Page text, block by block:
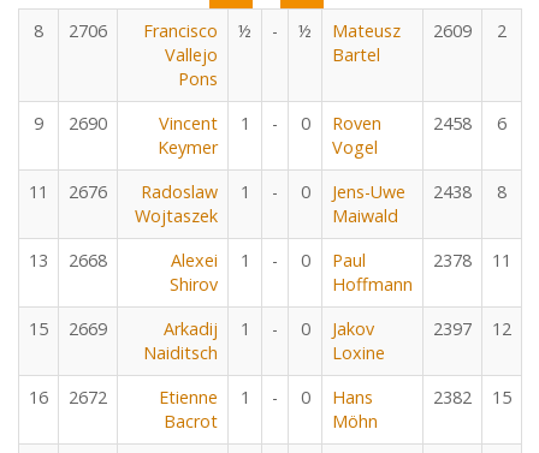
8
2706
Francisco
Vallejo
Pons
½ - ½
Mateusz
Bartel
2609 2
9 2690
Vincent
Keymer
1 - 0
Roven
Vogel
2458 6
11 2676
Radoslaw
Wojtaszek
1 - 0
Jens-Uwe
Maiwald
2438 8
13 2668
Alexei
Shirov
1 - 0
Paul
Hoffmann
2378 11
15 2669
Arkadij
Naiditsch
1 - 0
Jakov
Loxine
2397 12
16 2672
Etienne
Bacrot
1 - 0
Hans
Möhn
2382 15